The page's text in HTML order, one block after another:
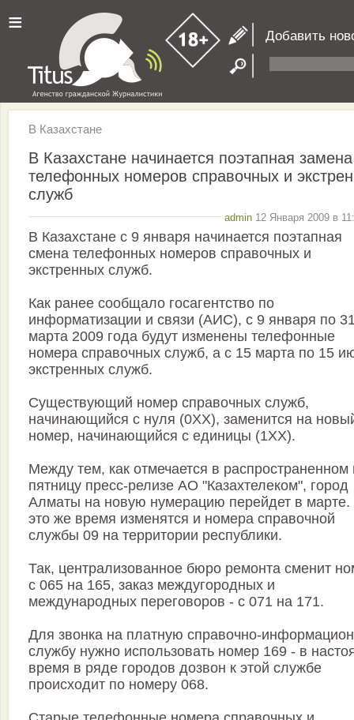
≡ Добавить
В Казахстане
В Казахстане начинается поэтапная замена
телефонных номеров справочных и
служб
admin 12 Января 2009 в
В Казахстане с 9 января начинается поэтапная
смена телефонных номеров справочных и
экстренных служб.
Как ранее сообщало госагентство по
информатизации и связи (АИС), с 9 января по
марта 2009 года будут изменены телефонные
номера справочных служб, а с 15 марта по 15
экстренных служб.
Существующий номер справочных служб,
начинающийся с нуля (0ХX), заменится на
номер, начинающийся с единицы (1XX).
Между тем, как отмечается в распространенном
пятницу пресс-релизе АО "Казахтелеком", город
Алматы на новую нумерацию перейдет в марте.
это же время изменятся и номера справочной
службы 09 на территории республики.
Так, централизованное бюро ремонта сменит
с 065 на 165, заказ междугородных и
международных переговоров - с 071 на 171.
Для звонка на платную справочно-
службу нужно использовать номер 169 - в
время в ряде городов дозвон к этой службе
происходит по номеру 068.